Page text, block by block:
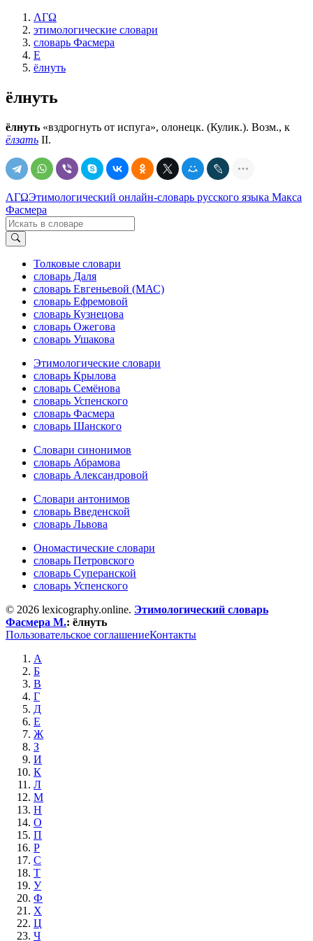
ΛΓΩ
этимологические словари
словарь Фасмера
Е
ёлнуть
ёлнуть
ёлнуть «вздрогнуть от испуга», олонецк. (Кулик.). Возм., к
ёлзать II.
ΛΓΩЭтимологический онлайн-словарь русского языка Макса
Фасмера
Толковые словари
словарь Даля
словарь Евгеньевой (МАС)
словарь Ефремовой
словарь Кузнецова
словарь Ожегова
словарь Ушакова
Этимологические словари
словарь Крылова
словарь Семёнова
словарь Успенского
словарь Фасмера
словарь Шанского
Словари синонимов
словарь Абрамова
словарь Александровой
Словари антонимов
словарь Введенской
словарь Львова
Ономастические словари
словарь Петровского
словарь Суперанской
словарь Успенского
© 2026 lexicography.online. Этимологический словарь
Фасмера М.: ёлнуть
Пользовательское соглашениеКонтакты
А
Б
В
Г
Д
Е
Ж
З
И
К
Л
М
Н
О
П
Р
С
Т
У
Ф
Х
Ц
Ч